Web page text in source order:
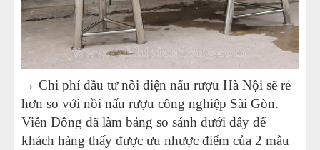
→ Chi phí đầu tư nồi điện nấu rượu Hà Nội sẽ rẻ
hơn so với nồi nấu rượu công nghiệp Sài Gòn.
Viễn Đông đã làm bảng so sánh dưới đây để
khách hàng thấy được ưu nhược điểm của 2 mẫu